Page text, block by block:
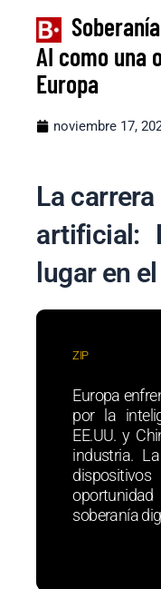
AI como una
Europa
noviembre 17,
La
artificial:
lugar en
ZIP
Europa
por la
EE.UU. y
industria.
soberanía